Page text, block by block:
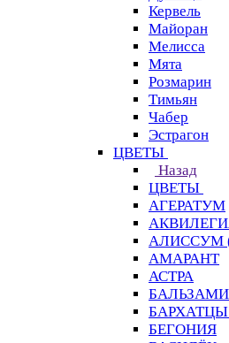
Кервель
Майоран
Мелисса
Мята
Розмарин
Тимьян
Чабер
Эстрагон
ЦВЕТЫ
Назад
ЦВЕТЫ
АГЕРАТУМ
АЛИССУМ
АМАРАНТ
АСТРА
БАРХАТЦЫ
БЕГОНИЯ